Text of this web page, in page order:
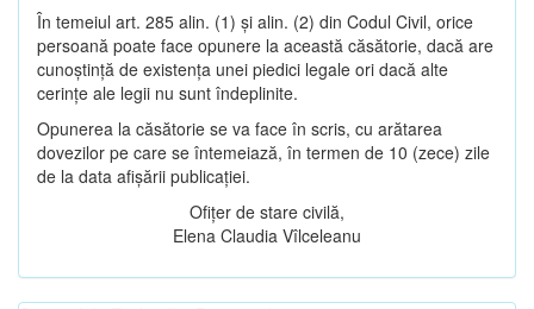
În temeiul art. 285 alin. (1) și alin. (2) din Codul Civil, orice
persoană poate face opunere la această căsătorie, dacă are
cunoștință de existența unei piedici legale ori dacă alte
cerințe ale legii nu sunt îndeplinite.
Opunerea la căsătorie se va face în scris, cu arătarea
dovezilor pe care se întemeiază, în termen de 10 (zece) zile
de la data afișării publicației.
Ofițer de stare civilă,
Elena Claudia Vîlceleanu